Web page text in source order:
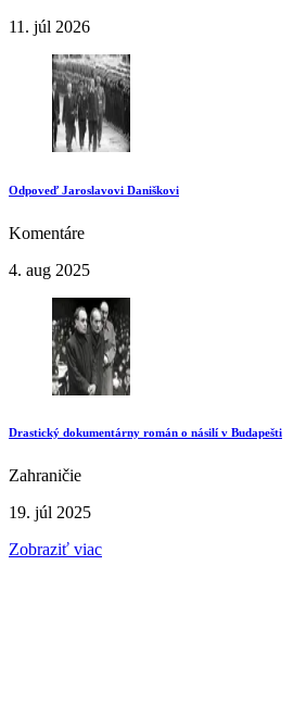
11. júl 2026
Odpoveď Jaroslavovi Daniškovi
Komentáre
4. aug 2025
Drastický dokumentárny román o násilí v Budapešti
Zahraničie
19. júl 2025
Zobraziť viac